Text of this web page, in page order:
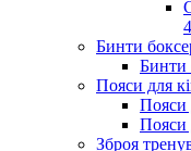
Бинти
Бинти
Пояси для
Пояси
Пояси
Зброя